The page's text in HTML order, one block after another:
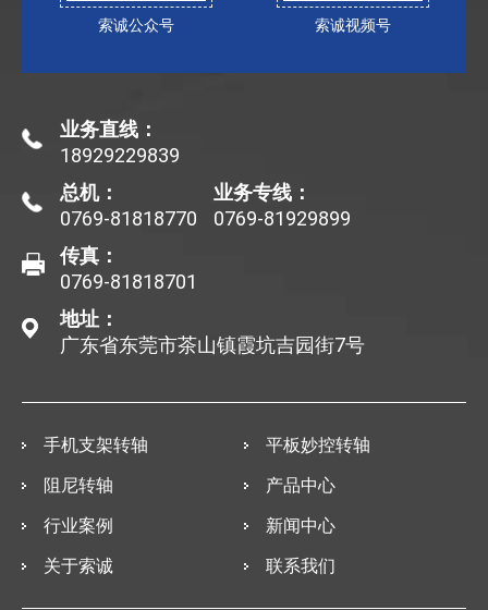
索诚公众号 索诚视频号
业务直线：
18929229839
总机：
0769-81818770
业务专线：
0769-81929899
传真：
0769-81818701
地址：
广东省东莞市茶山镇霞坑吉园街7号
手机支架转轴
平板妙控转轴
阻尼转轴
产品中心
行业案例
新闻中心
关于索诚
联系我们